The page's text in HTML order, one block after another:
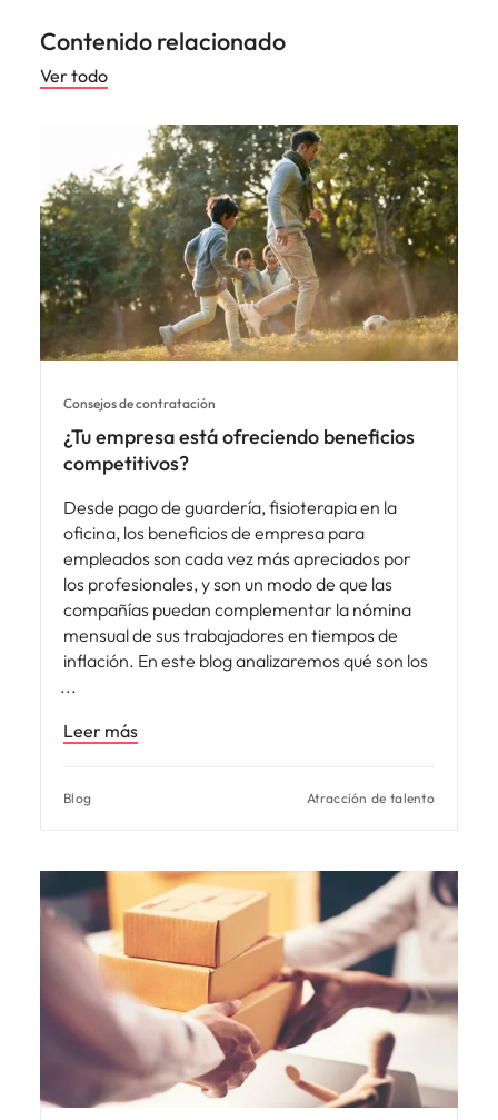
Contenido relacionado
Ver todo
Consejos de contratación
¿Tu empresa está ofreciendo beneficios
competitivos?
Desde pago de guardería, fisioterapia en la
oficina, los beneficios de empresa para
empleados son cada vez más apreciados por
los profesionales, y son un modo de que las
compañías puedan complementar la nómina
mensual de sus trabajadores en tiempos de
inflación. En este blog analizaremos qué son los
Leer más
Blog Atracción de talento